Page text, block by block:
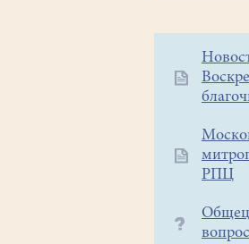
меню
РПЦ